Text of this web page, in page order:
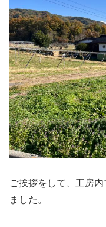
ご挨拶をして、工房
ました。